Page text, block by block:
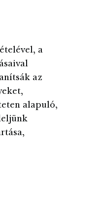
a
az
alapuló,